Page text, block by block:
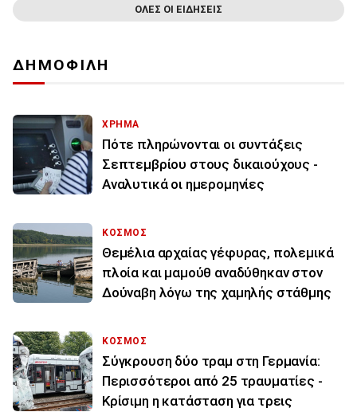
ΟΛΕΣ ΟΙ ΕΙΔΗΣΕΙΣ
ΔΗΜΟΦΙΛΗ
ΧΡΗΜΑ
Πότε πληρώνονται οι συντάξεις
Σεπτεμβρίου στους δικαιούχους -
Αναλυτικά οι ημερομηνίες
ΚΟΣΜΟΣ
Θεμέλια αρχαίας γέφυρας, πολεμικά
πλοία και μαμούθ αναδύθηκαν στον
Δούναβη λόγω της χαμηλής στάθμης
ΚΟΣΜΟΣ
Σύγκρουση δύο τραμ στη Γερμανία:
Περισσότεροι από 25 τραυματίες -
Κρίσιμη η κατάσταση για τρεις